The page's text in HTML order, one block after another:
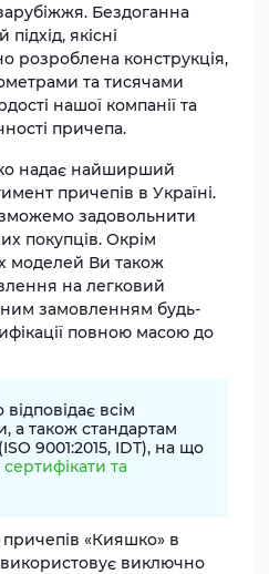
Бездоганна
якісні
розроблена конструкція,
та тисячами
нашої компанії та
причепа.
надає найширший
причепів в Україні.
задовольнити
покупців. Окрім
моделей Ви також
на легковий
замовленням будь-
повною масою до
всім
а також стандартам
9001:2015, IDT), на що
сертифікати та
«Кияшко» в
виключно